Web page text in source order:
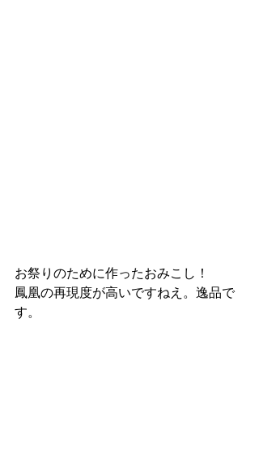
お祭りのために作ったおみこし！
鳳凰の再現度が高いですねえ。逸品で
す。